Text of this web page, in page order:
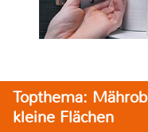
Topthema:
kleine Flächen